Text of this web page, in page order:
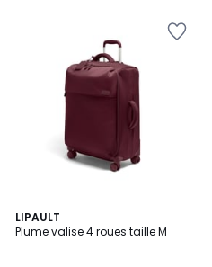
LIPAULT
Plume valise 4 roues taille M
3
Couleurs